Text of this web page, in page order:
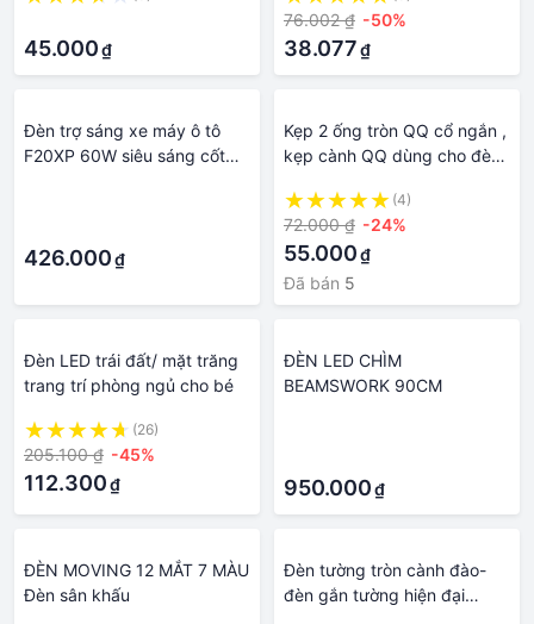
45.000₫
76.002 ₫ -50%
38.077₫
Đèn trợ sáng xe máy ô tô
F20XP 60W siêu sáng cốt
426.000₫
Kẹp 2 ống tròn QQ cổ ngắn ,
kẹp cành QQ dùng cho đèn
giác
(4)
72.000 ₫ -24%
55.000₫
Đã bán 5
Đèn LED trái đất/ mặt trăng
trang trí phòng ngủ cho bé
(26)
205.100 ₫ -45%
112.300₫
ĐÈN LED CHÌM
BEAMSWORK 90CM
950.000₫
ĐÈN MOVING 12 MẮT 7 MÀU
Đèn sân khấu
Đèn tường tròn cành đào-
đèn gắn tường hiện đại